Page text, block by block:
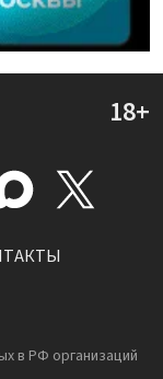
в РФ организаций